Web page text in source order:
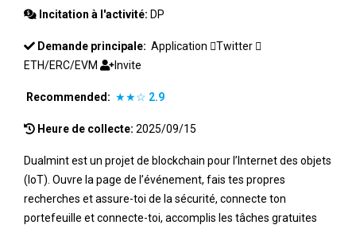
Incitation à l'activité: DP
Demande principale: Application
Twitter
ETH/ERC/EVM
Invite
Recommended: ★★☆ 2.9
Heure de collecte: 2025/09/15
Dualmint est un projet de blockchain pour l’Internet des objets
(IoT). Ouvre la page de l’événement, fais tes propres
recherches et assure-toi de la sécurité, connecte ton
portefeuille et connecte-toi, accomplis les tâches gratuites